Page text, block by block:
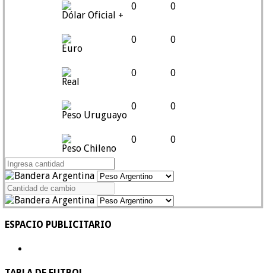
Dólar Oficial +
0 0
Euro
0 0
Real
0 0
Peso Uruguayo
0 0
Peso Chileno
0 0
ESPACIO PUBLICITARIO